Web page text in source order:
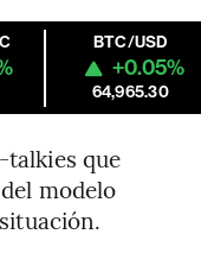
BTC/USD
+0.05%
64,965.30
talkies que
modelo